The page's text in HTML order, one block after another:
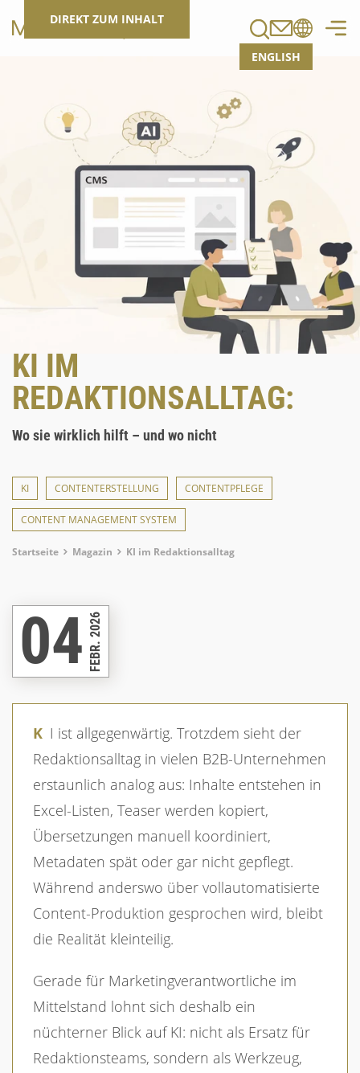
DIREKT ZUM INHALT
ENGLISH
KI IM
REDAKTIONSALLTAG:
Wo sie wirklich hilft – und wo nicht
KI CONTENTERSTELLUNG CONTENTPFLEGE
CONTENT MANAGEMENT SYSTEM
Breadcrumb
Startseite Magazin KI im Redaktionsalltag
04FEBR. 2026
KI ist allgegenwärtig. Trotzdem sieht der
Redaktionsalltag in vielen B2B-Unternehmen
erstaunlich analog aus: Inhalte entstehen in
Excel-Listen, Teaser werden kopiert,
Übersetzungen manuell koordiniert,
Metadaten spät oder gar nicht gepflegt.
Während anderswo über vollautomatisierte
Content-Produktion gesprochen wird, bleibt
die Realität kleinteilig.
Gerade für Marketingverantwortliche im
Mittelstand lohnt sich deshalb ein
nüchterner Blick auf KI: nicht als Ersatz für
Redaktionsteams, sondern als Werkzeug,